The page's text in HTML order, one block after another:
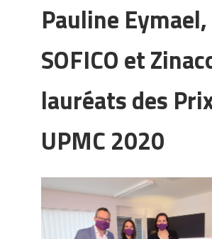
Pauline
SOFICO et
lauréats des
UPMC 2020